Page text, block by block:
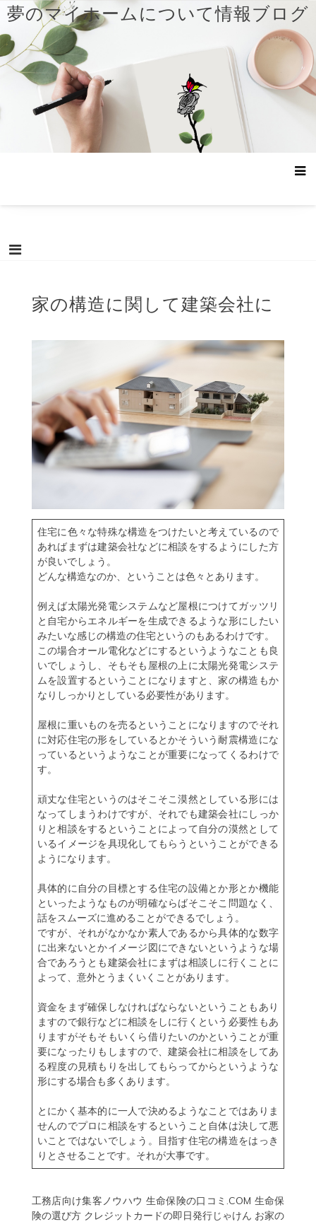
コ
ン
テ
ン
ツ
キ
夢のマイホームについて情報ブログ
家の構造に関して建築会社に
住宅に色々な特殊な構造をつけたいと考えているので
あればまずは建築会社などに相談をするようにした方
が良いでしょう。
どんな構造なのか、ということは色々とあります。
例えば太陽光発電システムなど屋根につけてガッツリ
と自宅からエネルギーを生成できるような形にしたい
みたいな感じの構造の住宅というのもあるわけです。
この場合オール電化などにするというようなことも良
いでしょうし、そもそも屋根の上に太陽光発電システ
ムを設置するということになりますと、家の構造もか
なりしっかりとしている必要性があります。
屋根に重いものを売るということになりますのでそれ
に対応住宅の形をしているとかそういう耐震構造にな
っているというようなことが重要になってくるわけで
す。
頑丈な住宅というのはそこそこ漠然としている形には
なってしまうわけですが、それでも建築会社にしっか
りと相談をするということによって自分の漠然として
いるイメージを具現化してもらうということができる
ようになります。
具体的に自分の目標とする住宅の設備とか形とか機能
といったようなものが明確ならばそこそこ問題なく、
話をスムーズに進めることができるでしょう。
ですが、それがなかなか素人であるから具体的な数字
に出来ないとかイメージ図にできないというような場
合であろうとも建築会社にまずは相談しに行くことに
よって、意外とうまくいくことがあります。
資金をまず確保しなければならないということもあり
ますので銀行などに相談をしに行くという必要性もあ
りますがそもそもいくら借りたいのかということが重
要になったりもしますので、建築会社に相談をしてあ
る程度の見積もりを出してもらってからというような
形にする場合も多くあります。
とにかく基本的に一人で決めるようなことではありま
せんのでプロに相談をするということ自体は決して悪
いことではないでしょう。目指す住宅の構造をはっき
りとさせることです。それが大事です。
工務店向け集客ノウハウ 生命保険の口コミ.COM 生命保
険の選び方 クレジットカードの即日発行じゃけん お家の